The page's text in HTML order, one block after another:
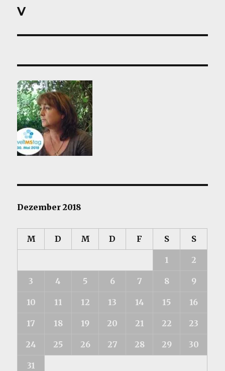
Nächster
V
Dezember 2018
M D M D F S S
1 2
3 4 5 6 7 8 9
10 11 12 13 14 15 16
17 18 19 20 21 22 23
24 25 26 27 28 29 30
31